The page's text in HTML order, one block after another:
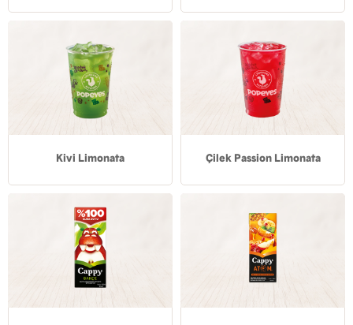
Kivi Limonata Çilek Passion Limonata